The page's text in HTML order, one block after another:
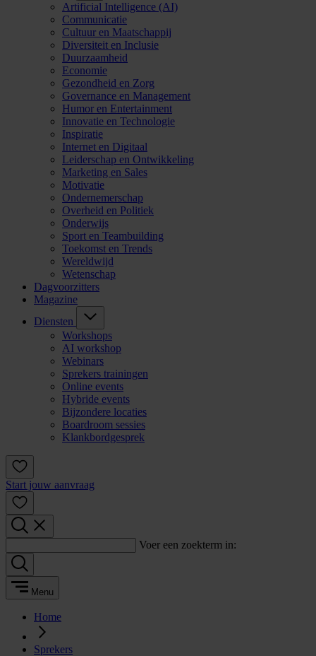
Artificial Intelligence (AI)
Communicatie
Cultuur en Maatschappij
Diversiteit en Inclusie
Duurzaamheid
Economie
Gezondheid en Zorg
Governance en Management
Humor en Entertainment
Innovatie en Technologie
Inspiratie
Internet en Digitaal
Leiderschap en Ontwikkeling
Marketing en Sales
Motivatie
Ondernemerschap
Overheid en Politiek
Onderwijs
Sport en Teambuilding
Toekomst en Trends
Wereldwijd
Wetenschap
Dagvoorzitters
Magazine
Diensten
Workshops
AI workshop
Webinars
Sprekers trainingen
Online events
Hybride events
Bijzondere locaties
Boardroom sessies
Klankbordgesprek
Start jouw aanvraag
Voer een zoekterm in:
Menu
Home
Sprekers